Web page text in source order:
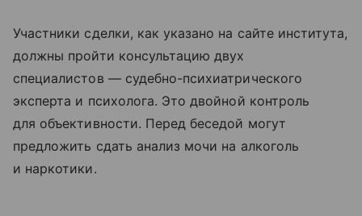
Участники сделки, как указано на сайте института,
должны пройти консультацию двух
специалистов — судебно-психиатрического
эксперта и психолога. Это двойной контроль
для объективности. Перед беседой могут
предложить сдать анализ мочи на алкоголь
и наркотики.